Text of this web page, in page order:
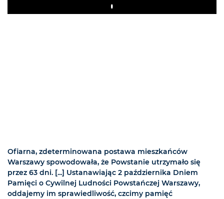
Play
Ofiarna, zdeterminowana postawa mieszkańców
Warszawy spowodowała, że Powstanie utrzymało się
przez 63 dni. [...] Ustanawiając 2 października Dniem
Pamięci o Cywilnej Ludności Powstańczej Warszawy,
oddajemy im sprawiedliwość, czcimy pamięć